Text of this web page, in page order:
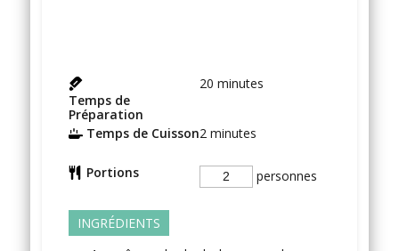
Temps de
Préparation
20 minutes
Temps de Cuisson2 minutes
Portions personnes
INGRÉDIENTS